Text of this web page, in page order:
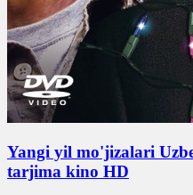
Yangi yil mo'jizalari
tarjima kino HD